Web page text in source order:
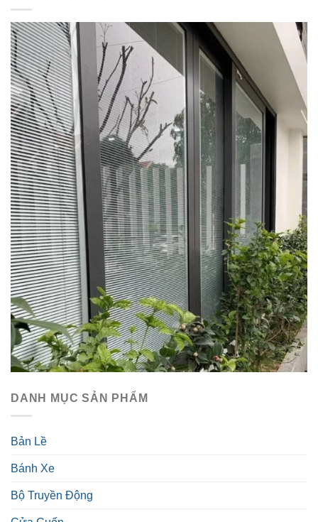
DANH MỤC SẢN PHẨM
Bản Lề
Bánh Xe
Bộ Truyền Động